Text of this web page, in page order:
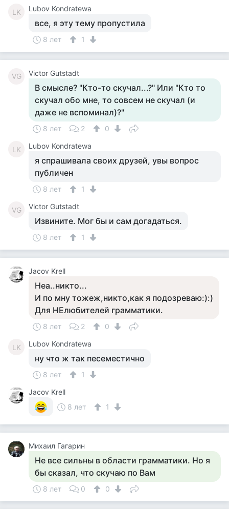
LK Lubov Kondratewa
все, я эту тему пропустила
8 лет 1
VG Victor Gutstadt
В смысле? "Кто-то скучал...?" Или "Кто то
скучал обо мне, то совсем не скучал (и
даже не вспоминал)?"
8 лет 2 0
LK Lubov Kondratewa
я спрашивала своих друзей, увы вопрос
публичен
8 лет 1
VG Victor Gutstadt
Извините. Мог бы и сам догадаться.
8 лет 1
Jacov Krell
Неа..никто...
И по мну тожеж,никто,как я подозреваю:):)
Для НЕлюбителей грамматики.
8 лет 2 0
LK Lubov Kondratewa
ну что ж так песеместично
8 лет
1
Jacov Krell
8 лет
1
Михаил Гагарин
Не все сильны в области грамматики. Но я
бы сказал, что скучаю по Вам
8 лет 0 0